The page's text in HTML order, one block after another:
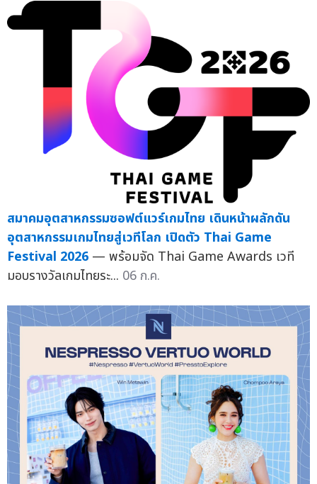
สมาคมอุตสาหกรรมซอฟต์แวร์เกมไทย เดินหน้าผลักดัน
อุตสาหกรรมเกมไทยสู่เวทีโลก เปิดตัว Thai Game
Festival 2026 — พร้อมจัด Thai Game Awards เวที
มอบรางวัลเกมไทยระ... 06 ก.ค.